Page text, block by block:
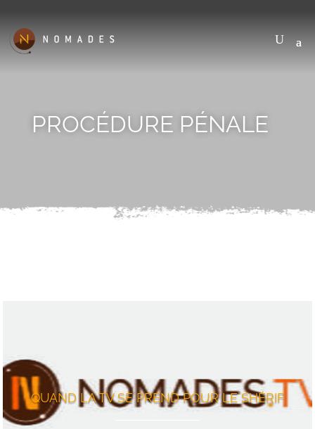
PROCÉDURE PÉNALE
QUAND LA TV SE PREND POUR LE SHÉRIF